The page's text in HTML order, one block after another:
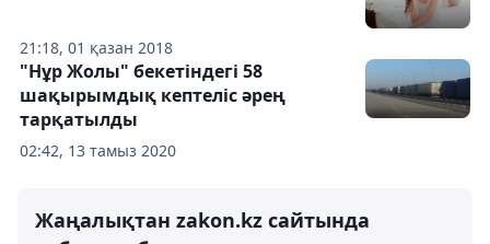
21:18, 01 қазан 2018
02:42, 13 тамыз 2020
"Нұр Жолы" бекетіндегі 58
шақырымдық кептеліс әрең
тарқатылды
Жаңалықтан zakon.kz сайтында